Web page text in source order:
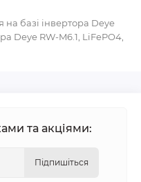
на базі інвертора Deye
Deye RW-M6.1, LiFePO4,
та акціями:
Підпишіться